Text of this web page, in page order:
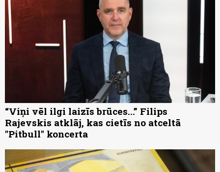
“Viņi vēl ilgi laizīs brūces...” Filips
Rajevskis atklāj, kas cietīs no atceltā
"Pitbull" koncerta